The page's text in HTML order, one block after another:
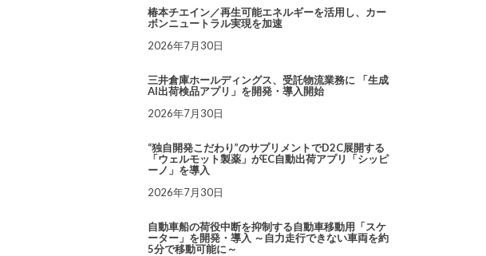
椿本チエイン／再生可能エネルギーを活用し、カー
ボンニュートラル実現を加速
2026年7月30日
三井倉庫ホールディングス、受託物流業務に 「生成
AI出荷検品アプリ」を開発・導入開始
2026年7月30日
“独自開発こだわり”のサプリメントでD2C展開する
「ウェルモット製薬」がEC自動出荷アプリ「シッピ
ーノ」を導入
2026年7月30日
自動車船の荷役中断を抑制する自動車移動用「スケ
ーター」を開発・導入 ～自力走行できない車両を約
5分で移動可能に～